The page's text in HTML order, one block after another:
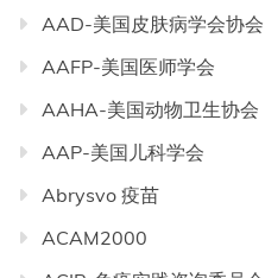
AAD-美国皮肤病学会协会
AAFP-美国医师学会
AAHA-美国动物卫生协会
AAP-美国儿科学会
Abrysvo 疫苗
ACAM2000